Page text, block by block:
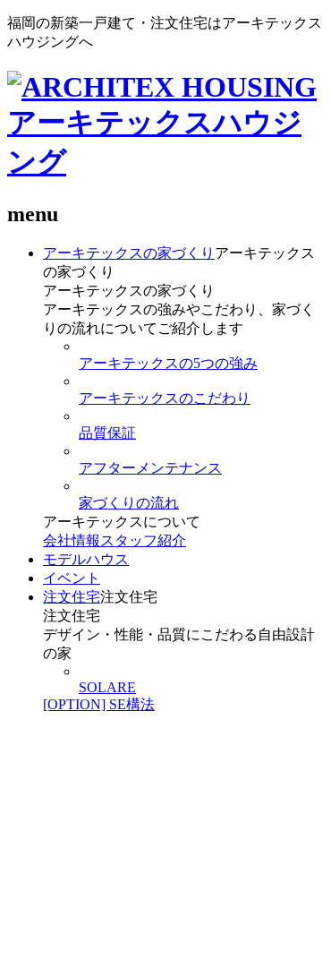
福岡の新築一戸建て・注文住宅はアーキテックス
ハウジングへ
menu
アーキテックスの家づくり アーキテックス
の家づくり
アーキテックスの家づくり
アーキテックスの強みやこだわり、家づく
りの流れについてご紹介します
アーキテックスの5つの強み
アーキテックスのこだわり
品質保証
アフターメンテナンス
家づくりの流れ
アーキテックスについて
会社情報 スタッフ紹介
モデルハウス
イベント
注文住宅注文住宅
注文住宅
デザイン・性能・品質にこだわる自由設計
の家
SOLARE
[OPTION] SE構法